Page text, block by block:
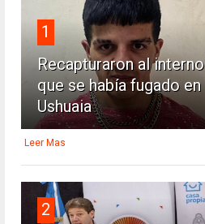
1
Recapturaron al interno
que se había fugado en
Ushuaia
Leer Mas
2